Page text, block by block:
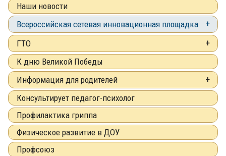
Наши новости
Всероссийская сетевая инновационная площадка
ГТО
К дню Великой Победы
Информация для родителей
Консультирует педагог-психолог
Профилактика гриппа
Физическое развитие в ДОУ
Профсоюз